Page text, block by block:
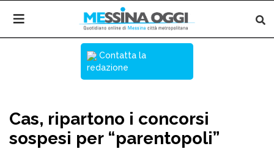
Contatta la
redazione
Cas, ripartono i concorsi
sospesi per “parentopoli”